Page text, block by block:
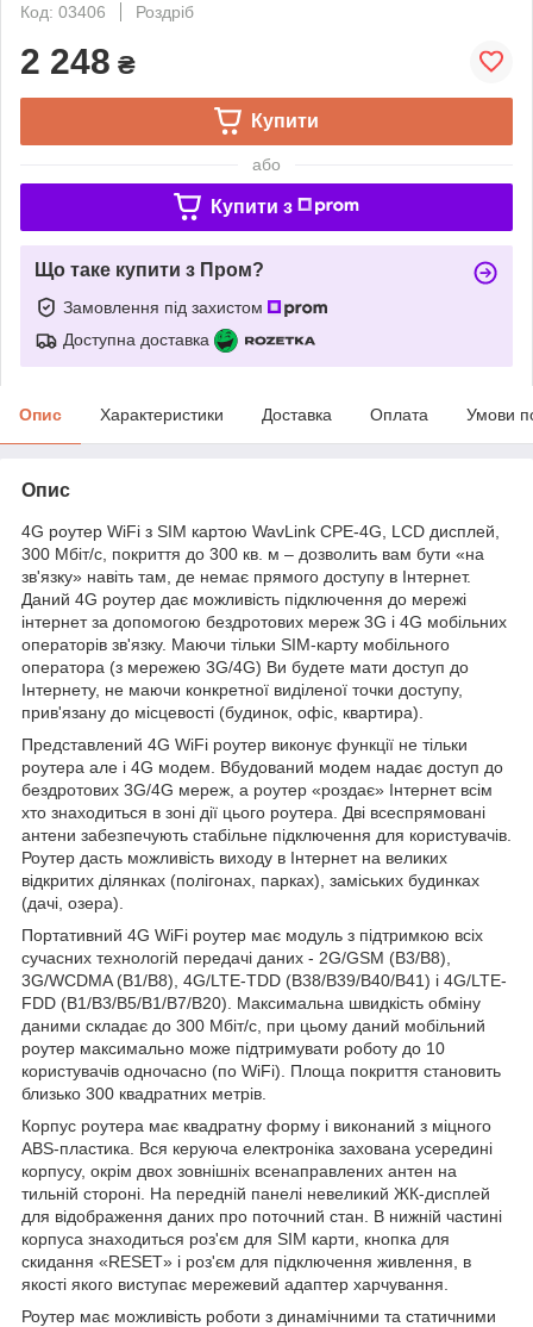
Код: 03406
Роздріб
2 248 ₴
Купити
або
Купити з
Що таке купити з Пром?
Замовлення під захистом
Доступна доставка
Опис Характеристики Доставка Оплата Умови
Опис
4G роутер WiFi з SIM картою WavLink CPE-4G LCD дисплей,
300 Мбіт/с, покриття до 300 кв. м – дозволить вам бути «на
зв'язку» навіть там, де немає прямого доступу в Інтернет.
Даний 4G роутер дає можливість підключення до мережі
інтернет за допомогою бездротових мереж 3G і 4G мобільних
операторів зв'язку. Маючи тільки SIM-карту мобільного
оператора (з мережею 3G/4G) Ви будете мати доступ до
Інтернету, не маючи конкретної виділеної точки доступу,
прив'язану до місцевості (будинок, офіс, квартира).
Представлений 4G WiFi роутер виконує функції не тільки
роутера але і 4G модем. Вбудований модем надає доступ до
бездротових 3G/4G мереж, а роутер «роздає» Інтернет всім
хто знаходиться в зоні дії цього роутера. Дві всеспрямовані
антени забезпечують стабільне підключення для користувачів.
Роутер дасть можливість виходу в Інтернет на великих
відкритих ділянках (полігонах, парках), заміських будинках
(дачі, озера).
Портативний 4G WiFi роутер має модуль з підтримкою всіх
сучасних технологій передачі даних - 2G/GSM (B3/B8),
3G/WCDMA(B1/B8), 4G/LTE-TDD (B38/B39/B40/B41) і 4G/LTE-
FDD (B1/B3/B5/B1/B7/B20). Максимальна швидкість обміну
даними складає до 300 Мбіт/с, при цьому даний мобільний
роутер максимально може підтримувати роботу до 10
користувачів одночасно (по WiFi). Площа покриття становить
близько 300 квадратних метрів.
Корпус роутера має квадратну форму і виконаний з міцного
ABS-пластика. Вся керуюча електроніка захована усередині
корпусу, окрім двох зовнішніх всенаправлених антен на
тильній стороні. На передній панелі невеликий ЖК-дисплей
для відображення даних про поточний стан. В нижній частині
корпуса знаходиться роз'єм для SIM карти, кнопка для
скидання «RESET» і роз'єм для підключення живлення, в
якості якого виступає мережевий адаптер харчування.
Роутер має можливість роботи з динамічними та статичними